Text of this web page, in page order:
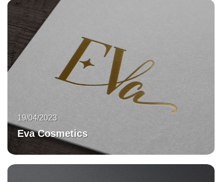
Eva Cosmetics
19/04/2023